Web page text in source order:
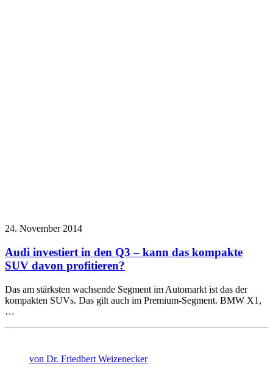
24. November 2014
Audi investiert in den Q3 – kann das kompakte
SUV davon profitieren?
Das am stärksten wachsende Segment im Automarkt ist das der
kompakten SUVs. Das gilt auch im Premium-Segment. BMW X1,
…
von Dr. Friedbert Weizenecker